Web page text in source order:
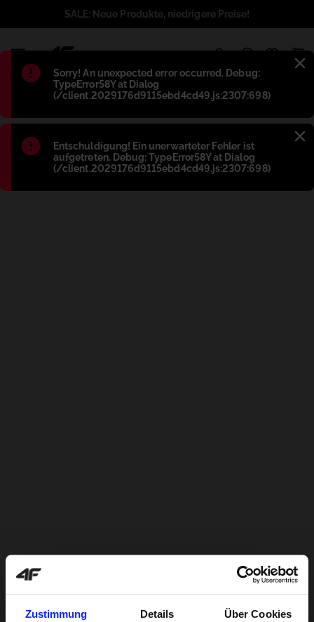
Zustimmung Details Über Cookies
Błąd:
Sorry! An unexpected error occurred. Debug:
TypeError58Y at Dialog
(/client.2029176d9115ebd4cd49.js:2307:698)
Błąd:
Entschuldigung! Ein unerwarteter Fehler ist
aufgetreten. Debug: TypeError58Y at Dialog
(/client.2029176d9115ebd4cd49.js:2307:698)
SALE: Neue Produkte, niedrigere Preise!